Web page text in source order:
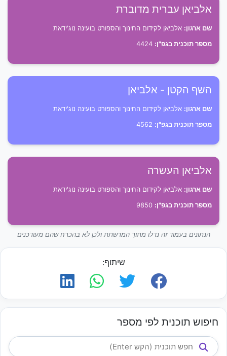
אלביאן עברית מדוברת
שם ארגון: אלביאן לקידום החינוך והספורט בועינה נוג'ידאת
מספר תוכנית בגפ"ן:
השף הקטן - אלביאן
שם ארגון: אלביאן לקידום החינוך והספורט בועינה נוג'ידאת
מספר תוכנית בגפ"ן:
אלביאן העשרה
שם ארגון: אלביאן לקידום החינוך והספורט בועינה נוג'ידאת
מספר תוכנית בגפ"ן:
הנתונים בעמוד זה נדלו מתוך המרשתת ולכן לא בהכרח שהם מעודכנים
שיתוף:
חיפוש תוכנית לפי מספר